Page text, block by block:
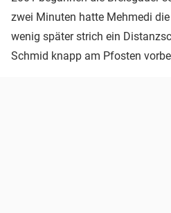
zwei Minuten hatte Mehmedi
wenig später strich ein
Schmid knapp am Pfosten